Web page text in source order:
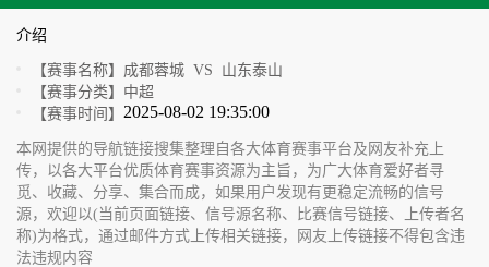
介绍
【赛事名称】 成都蓉城 VS 山东泰山
【赛事分类】 中超
【赛事时间】 2025-08-02 19:35:00
本网提供的导航链接搜集整理自各大体育赛事平台及网友补充上
传，以各大平台优质体育赛事资源为主旨，为广大体育爱好者寻
觅、收藏、分享、集合而成，如果用户发现有更稳定流畅的信号
源，欢迎以(当前页面链接、信号源名称、比赛信号链接、上传者名
称)为格式，通过邮件方式上传相关链接，网友上传链接不得包含违
法违规内容